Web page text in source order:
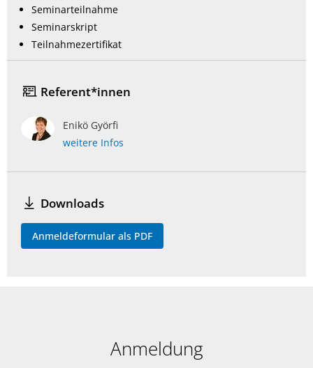
Seminarteilnahme
Seminarskript
Teilnahmezertifikat
Referent*innen
Enikö Györfi
weitere Infos
Downloads
Anmeldeformular als PDF
Anmeldung